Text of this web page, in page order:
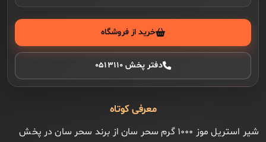
خرید از فروشگاه
دفتر پخش ۰۵۱۳۱۱۰
معرفی کوتاه
شیر استریل موز ۱۰۰۰ گرم سحر سان از برند سحر سان در پخش